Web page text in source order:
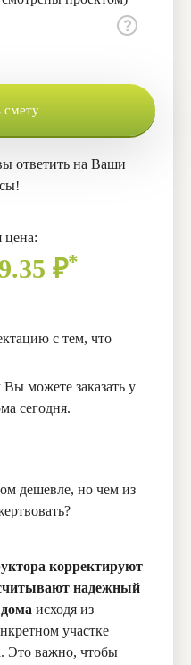
смету
ответить на Ваши
цена:
₽*
с тем, что
можете заказать у
сегодня.
дешевле, но чем из
корректируют
надежный
исходя из
участке
Это важно, чтобы